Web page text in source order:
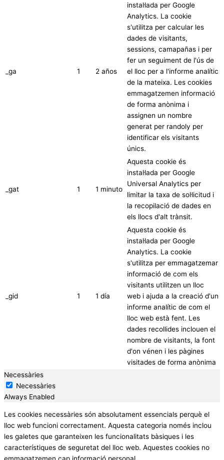
_ga 1 2 años
instal·lada per Google
Analytics. La cookie
s'utilitza per calcular les
dades de visitants,
sessions, camapañas i per
fer un seguiment de l'ús de
el lloc per a l'informe analític
de la mateixa. Les cookies
emmagatzemen informació
de forma anònima i
assignen un nombre
generat per randoly per
identificar els visitants
únics.
_gat 1 1 minuto
Aquesta cookie és
instal·lada per Google
Universal Analytics per
limitar la taxa de sol·licitud i
la recopilació de dades en
els llocs d'alt trànsit.
_gid 1 1 día
Aquesta cookie és
instal·lada per Google
Analytics. La cookie
s'utilitza per emmagatzemar
informació de com els
visitants utilitzen un lloc
web i ajuda a la creació d'un
informe analític de com el
lloc web està fent. Les
dades recollides inclouen el
nombre de visitants, la font
d'on vénen i les pàgines
visitades de forma anònima
Necessàries
Necessàries
Always Enabled
Les cookies necessàries són absolutament essencials perquè el
lloc web funcioni correctament. Aquesta categoria només inclou
les galetes que garanteixen les funcionalitats bàsiques i les
característiques de seguretat del lloc web. Aquestes cookies no